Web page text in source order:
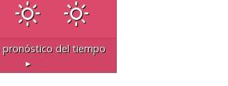
pronóstico del tiempo
▸